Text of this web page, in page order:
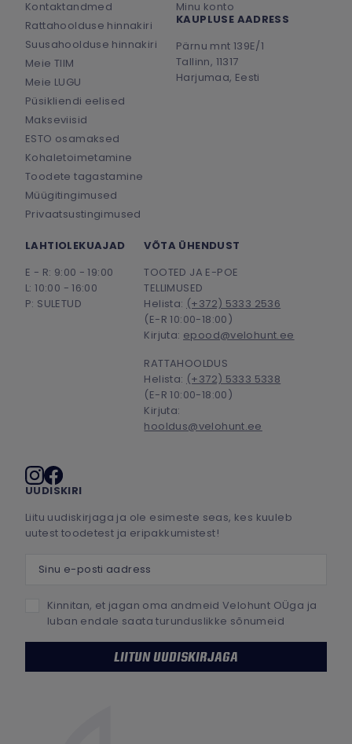
Kontaktandmed
Rattahoolduse hinnakiri
Suusahoolduse hinnakiri
Meie TIIM
Meie LUGU
Püsikliendi eelised
Makseviisid
ESTO osamaksed
Kohaletoimetamine
Toodete tagastamine
Müügitingimused
Privaatsustingimused
Minu konto
KAUPLUSE AADRESS
Pärnu mnt 139E/1
Tallinn, 11317
Harjumaa, Eesti
LAHTIOLEKUAJAD
E - R: 9:00 - 19:00
L: 10:00 - 16:00
P: SULETUD
VÕTA ÜHENDUST
TOOTED JA E-POE
TELLIMUSED
Helista: (+372) 5333 2536
(E-R 10:00-18:00)
Kirjuta: epood@velohunt.ee
RATTAHOOLDUS
Helista: (+372) 5333 5338
(E-R 10:00-18:00)
Kirjuta:
hooldus@velohunt.ee
Sotsiaalmeedia
UUDISKIRI
Liitu uudiskirjaga ja ole esimeste seas, kes kuuleb
uutest toodetest ja eripakkumistest!
Kinnitan, et jagan oma andmeid Velohunt OÜga ja
luban endale saata turunduslikke sõnumeid
LIITUN UUDISKIRJAGA